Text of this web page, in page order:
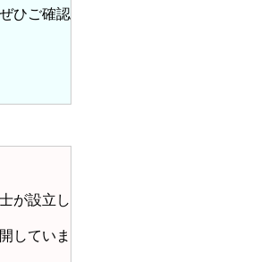
ひご確認
が設立し
していま